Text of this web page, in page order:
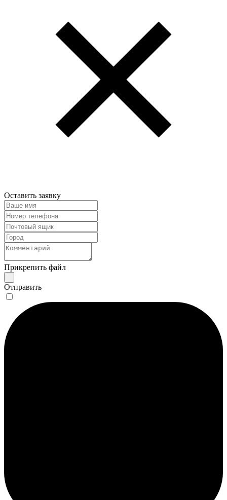
Оставить заявку
Прикрепить файл
Отправить